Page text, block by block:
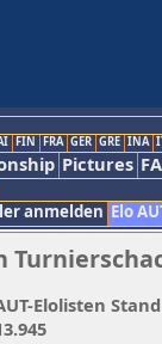
FIN FRA GER GRE INA
Pictures
anmelden Elo
Elolisten